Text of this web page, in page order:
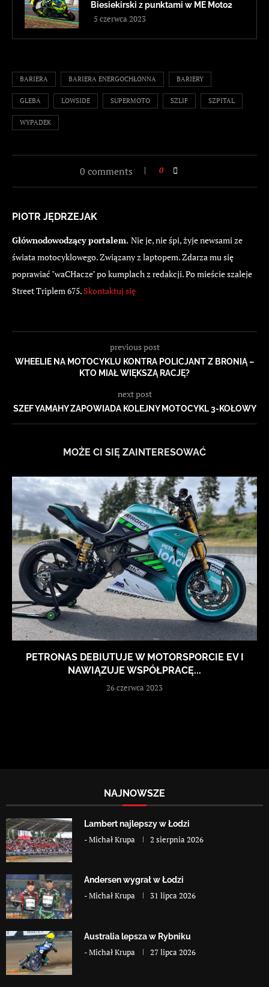
Biesiekirski z punktami w ME Moto2
5 czerwca 2023
BARIERA BARIERA ENERGOCHŁONNA BARIERY
GLEBA LOWSIDE SUPERMOTO SZLIF SZPITAL
WYPADEK
0 comments 0
PIOTR JĘDRZEJAK
Głównodowodzący portalem. Nie je, nie śpi, żyje newsami ze
świata motocyklowego. Związany z laptopem. Zdarza mu się
poprawiać "waCHacze" po kumplach z redakcji. Po mieście szaleje
Street Triplem 675. Skontaktuj się
previous post
WHEELIE NA MOTOCYKLU KONTRA POLICJANT Z BRONIĄ –
KTO MIAŁ WIĘKSZĄ RACJĘ?
next post
SZEF YAMAHY ZAPOWIADA KOLEJNY MOTOCYKL 3-KOŁOWY
MOŻE CI SIĘ ZAINTERESOWAĆ
PETRONAS DEBIUTUJE W MOTORSPORCIE EV I
NAWIĄZUJE WSPÓŁPRACĘ...
26 czerwca 2023
NAJNOWSZE
Lambert najlepszy w Łodzi
-Michał Krupa 2 sierpnia 2026
Andersen wygrał w Łodzi
-Michał Krupa 31 lipca 2026
Australia lepsza w Rybniku
-Michał Krupa 27 lipca 2026